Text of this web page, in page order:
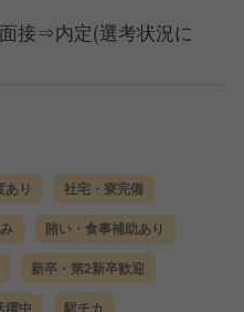
接⇒内定(選考状況に
あり 社宅・寮完備
賄い・食事補助あり
新卒・第2新卒歓迎
躍中 駅チカ